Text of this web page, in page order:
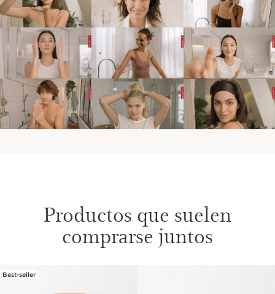
Productos que suelen
comprarse juntos
Best-seller